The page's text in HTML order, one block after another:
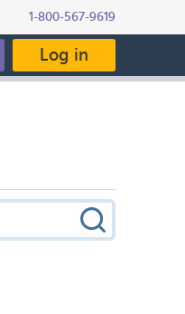
1-800-567-9619
Log in